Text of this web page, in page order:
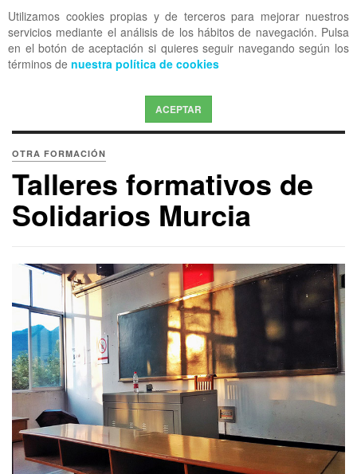
Utilizamos cookies propias y de terceros para mejorar nuestros
servicios mediante el análisis de los hábitos de navegación. Pulsa
en el botón de aceptación si quieres seguir navegando según los
términos de nuestra política de cookies
ACEPTAR
OFF CANVAS
OTRA FORMACIÓN
Talleres formativos de
Solidarios Murcia